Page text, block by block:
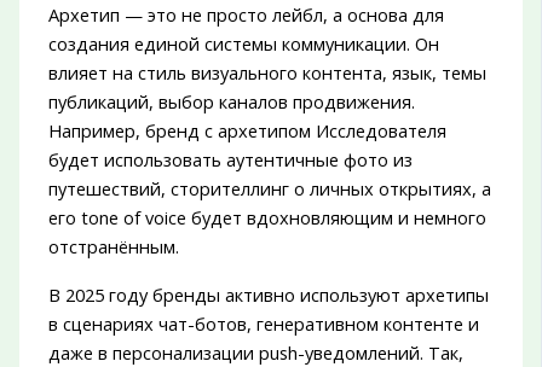
Архетип — это не просто лейбл, а основа для
создания единой системы коммуникации. Он
влияет на стиль визуального контента, язык, темы
публикаций, выбор каналов продвижения.
Например, бренд с архетипом Исследователя
будет использовать аутентичные фото из
путешествий, сторителлинг о личных открытиях, а
его tone of voice будет вдохновляющим и немного
отстранённым.
В 2025 году бренды активно используют архетипы
в сценариях чат-ботов, генеративном контенте и
даже в персонализации push-уведомлений. Так,